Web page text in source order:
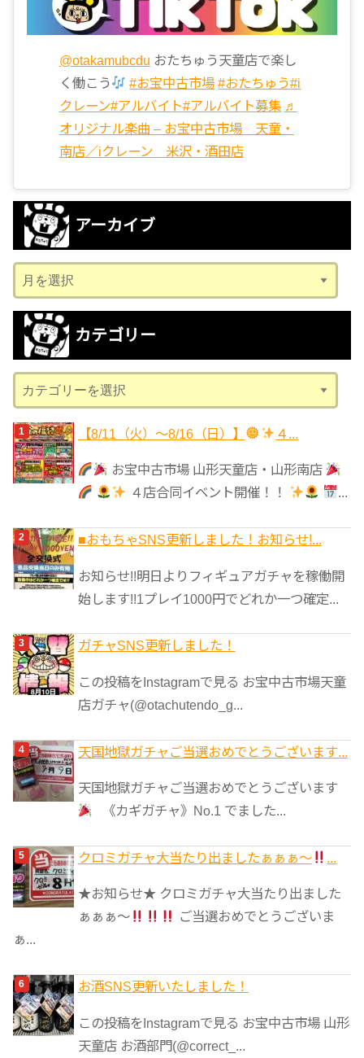
@otakamubcdu おたちゅう天童店で楽し
く働こう
#お宝中古市場 #おたちゅう#i
クレーン#アルバイト#アルバイト募集 ♬
オリジナル楽曲 – お宝中古市場 天童・
南店／iクレーン 米沢・酒田店
アーカイブ
ー
カ
ブ
カテゴリー
テ
ゴ
リ
ー
【8/11（火）～8/16（日）】 ４...
お宝中古市場 山形天童店・山形南店
４店合同イベント開催！！
...
■おもちゃSNS更新しました！お知らせ!...
お知らせ!!明日よりフィギュアガチャを稼働開
始します!!1プレイ1000円でどれか一つ確定...
ガチャSNS更新しました！
この投稿をInstagramで見る お宝中古市場天童
店ガチャ(@otachutendo_g...
天国地獄ガチャご当選おめでとうございます...
天国地獄ガチャご当選おめでとうございます
《カギガチャ》No.1 でました...
クロミガチャ大当たり出ましたぁぁぁ～ ...
★お知らせ★ クロミガチャ大当たり出ました
ぁぁぁ～
ご当選おめでとうございま
ぁ...
お酒SNS更新いたしました！
この投稿をInstagramで見る お宝中古市場 山形
天童店 お酒部門(@correct_...